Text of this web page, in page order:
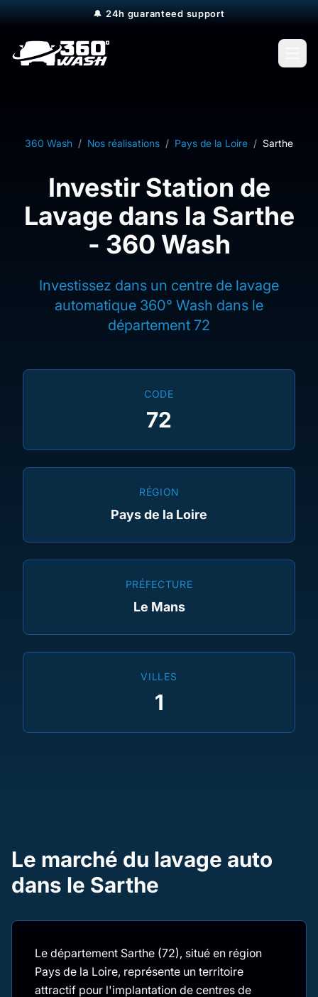
🔔 24h guaranteed support
360 Wash / Nos réalisations / Pays de la Loire / Sarthe
Investir Station de
Lavage dans la Sarthe
- 360 Wash
Investissez dans un centre de lavage
automatique 360° Wash dans le
département 72
CODE
72
RÉGION
Pays de la Loire
PRÉFECTURE
Le Mans
VILLES
1
Le marché du lavage auto
dans le Sarthe
Le département Sarthe (72), situé en région
Pays de la Loire, représente un territoire
attractif pour l'implantation de centres de